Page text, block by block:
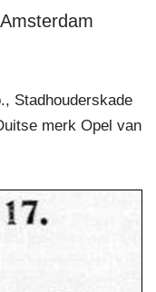
Stadhouderskade
merk Opel van